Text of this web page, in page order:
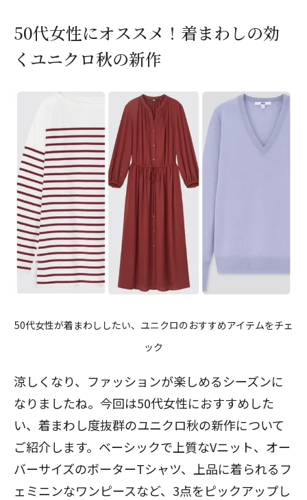
50代女性にオススメ！着まわしの効
くユニクロ秋の新作
50代女性が着まわししたい、ユニクロのおすすめアイテムをチェ
ック
涼しくなり、ファッションが楽しめるシーズンに
なりましたね。今回は50代女性におすすめした
い、着まわし度抜群のユニクロ秋の新作について
ご紹介します。ベーシックで上質なVニット、オー
バーサイズのボーターTシャツ、上品に着られるフ
ェミニンなワンピースなど、3点をピックアップし